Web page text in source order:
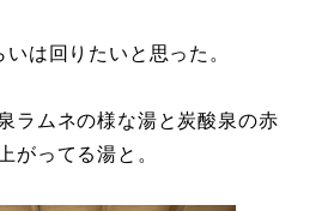
は回りたいと思った。
ラムネの様な湯と炭酸泉の赤
がってる湯と。